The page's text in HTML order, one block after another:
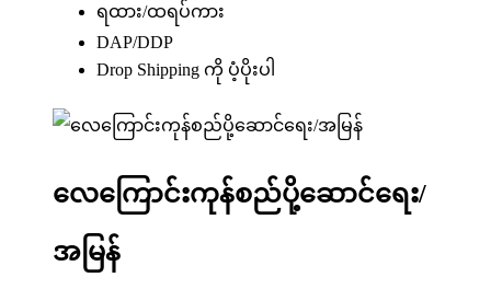
ရထား/ထရပ်ကား
DAP/DDP
Drop Shipping ကို ပံ့ပိုးပါ
လေကြောင်းကုန်စည်ပို့ဆောင်ရေး/
အမြန်